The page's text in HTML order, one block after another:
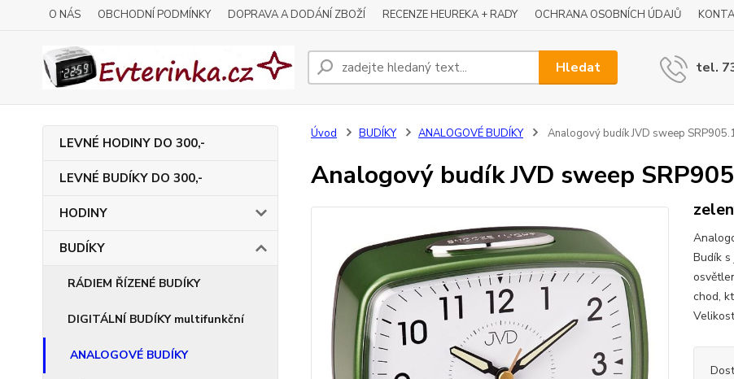
O NÁS OBCHODNÍ PODMÍNKY DOPRAVA A DODÁNÍ ZBOŽÍ RECENZE HEUREKA + RADY OCHRANA OSOBNÍCH ÚDAJŮ
Hledat tel.
LEVNÉ HODINY DO 300,-
LEVNÉ BUDÍKY DO 300,-
HODINY
BUDÍKY
RÁDIEM ŘÍZENÉ BUDÍKY
DIGITÁLNÍ BUDÍKY multifunkční
ANALOGOVÉ BUDÍKY
Úvod BUDÍKY ANALOGOVÉ BUDÍKY Analogový budík JVD sweep
Analogový budík JVD sweep
Budík
chod,